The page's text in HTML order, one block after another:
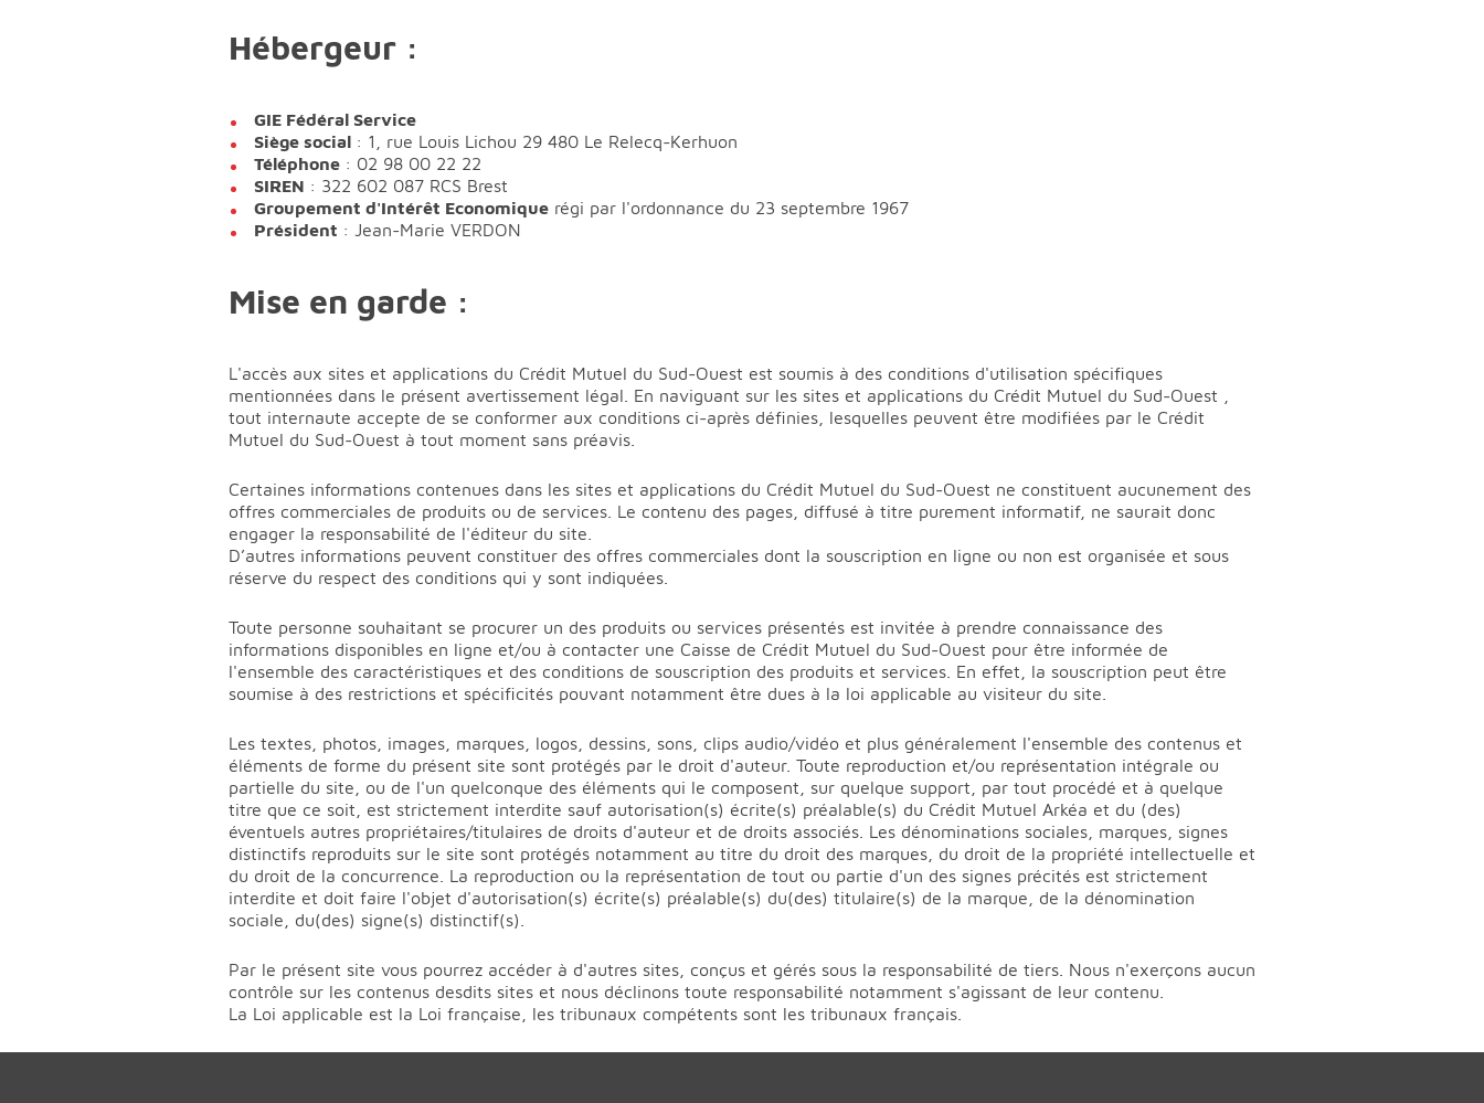
Hébergeur :
GIE Fédéral Service
Siège social : 1, rue Louis Lichou 29 480 Le Relecq-Kerhuon
Téléphone : 02 98 00 22 22
SIREN : 322 602 087 RCS Brest
Groupement d'Intérêt Economique régi par l'ordonnance du 23 septembre 1967
Président : Jean-Marie VERDON
Mise en garde :
L'accès aux sites et applications du Crédit Mutuel du Sud-Ouest est soumis à des conditions d'utilisation spécifiques
mentionnées dans le présent avertissement légal. En naviguant sur les sites et applications du Crédit Mutuel du Sud-Ouest ,
tout internaute accepte de se conformer aux conditions ci-après définies, lesquelles peuvent être modifiées par le Crédit
Mutuel du Sud-Ouest à tout moment sans préavis.
Certaines informations contenues dans les sites et applications du Crédit Mutuel du Sud-Ouest ne constituent aucunement des
offres commerciales de produits ou de services. Le contenu des pages, diffusé à titre purement informatif, ne saurait donc
engager la responsabilité de l'éditeur du site.
D’autres informations peuvent constituer des offres commerciales dont la souscription en ligne ou non est organisée et sous
réserve du respect des conditions qui y sont indiquées.
Toute personne souhaitant se procurer un des produits ou services présentés est invitée à prendre connaissance des
informations disponibles en ligne et/ou à contacter une Caisse de Crédit Mutuel du Sud-Ouest pour être informée de
l'ensemble des caractéristiques et des conditions de souscription des produits et services. En effet, la souscription peut être
soumise à des restrictions et spécificités pouvant notamment être dues à la loi applicable au visiteur du site.
Les textes, photos, images, marques, logos, dessins, sons, clips audio/vidéo et plus généralement l'ensemble des contenus et
éléments de forme du présent site sont protégés par le droit d'auteur. Toute reproduction et/ou représentation intégrale ou
partielle du site, ou de l'un quelconque des éléments qui le composent, sur quelque support, par tout procédé et à quelque
titre que ce soit, est strictement interdite sauf autorisation(s) écrite(s) préalable(s) du Crédit Mutuel Arkéa et du (des)
éventuels autres propriétaires/titulaires de droits d'auteur et de droits associés. Les dénominations sociales, marques, signes
distinctifs reproduits sur le site sont protégés notamment au titre du droit des marques, du droit de la propriété intellectuelle et
du droit de la concurrence. La reproduction ou la représentation de tout ou partie d'un des signes précités est strictement
interdite et doit faire l'objet d'autorisation(s) écrite(s) préalable(s) du(des) titulaire(s) de la marque, de la dénomination
sociale, du(des) signe(s) distinctif(s).
Par le présent site vous pourrez accéder à d'autres sites, conçus et gérés sous la responsabilité de tiers. Nous n'exerçons aucun
contrôle sur les contenus desdits sites et nous déclinons toute responsabilité notamment s'agissant de leur contenu.
La Loi applicable est la Loi française, les tribunaux compétents sont les tribunaux français.